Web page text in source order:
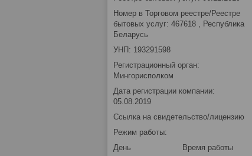
Номер в Торговом реестре/Реестре
бытовых услуг: 467618 , Республика
Беларусь
УНП: 193291598
Регистрационный орган:
Мингорисполком
Дата регистрации компании:
05.08.2019
Ссылка на свидетельство/лицензию
Режим работы:
День
Время работы